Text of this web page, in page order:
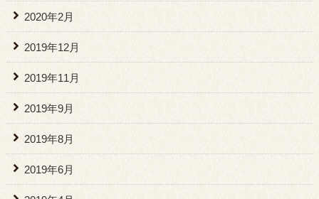
2020年2月
2019年12月
2019年11月
2019年9月
2019年8月
2019年6月